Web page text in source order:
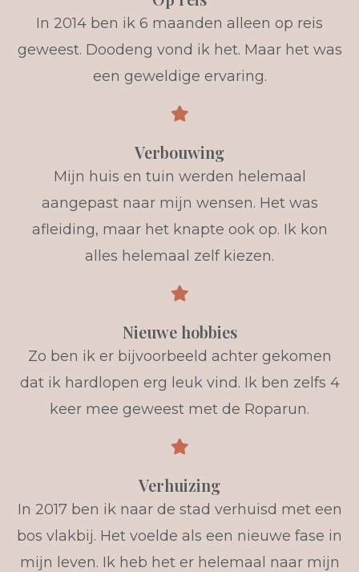
In 2014 ben ik 6 maanden alleen op reis
geweest. Doodeng vond ik het. Maar het was
een geweldige ervaring.
Verbouwing
Mijn huis en tuin werden helemaal
aangepast naar mijn wensen. Het was
afleiding, maar het knapte ook op. Ik kon
alles helemaal zelf kiezen.
Nieuwe hobbies
Zo ben ik er bijvoorbeeld achter gekomen
dat ik hardlopen erg leuk vind. Ik ben zelfs 4
keer mee geweest met de Roparun.
Verhuizing
In 2017 ben ik naar de stad verhuisd met een
bos vlakbij. Het voelde als een nieuwe fase in
mijn leven. Ik heb het er helemaal naar mijn